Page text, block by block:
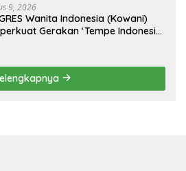
9, 2026
Wanita Indonesia (Kowani)
Gerakan ‘Tempe Indonesia